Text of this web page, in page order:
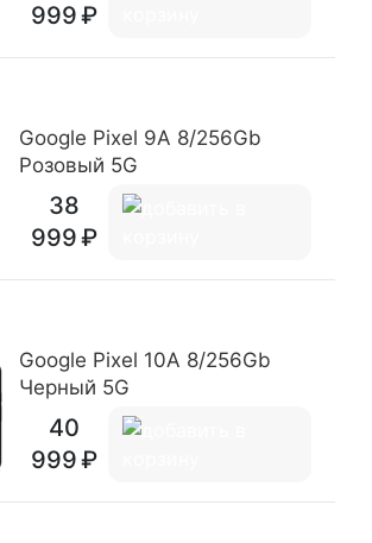
999
Google Pixel 9A 8/256Gb
Розовый 5G
38
999
Google Pixel 10A 8/256Gb
Черный 5G
40
999